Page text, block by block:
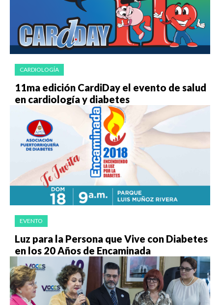
CARDIOLOGÍA
11ma edición CardiDay el evento de salud
en cardiología y diabetes
EVENTO
Luz para la Persona que Vive con Diabetes
en los 20 Años de Encaminada